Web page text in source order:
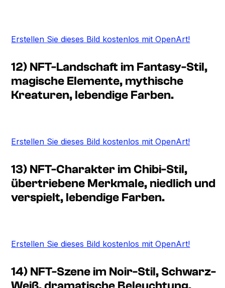
Erstellen Sie dieses Bild kostenlos mit OpenArt!
12) NFT-Landschaft im Fantasy-Stil,
magische Elemente, mythische
Kreaturen, lebendige Farben.
Erstellen Sie dieses Bild kostenlos mit OpenArt!
13) NFT-Charakter im Chibi-Stil,
übertriebene Merkmale, niedlich und
verspielt, lebendige Farben.
Erstellen Sie dieses Bild kostenlos mit OpenArt!
14) NFT-Szene im Noir-Stil, Schwarz-